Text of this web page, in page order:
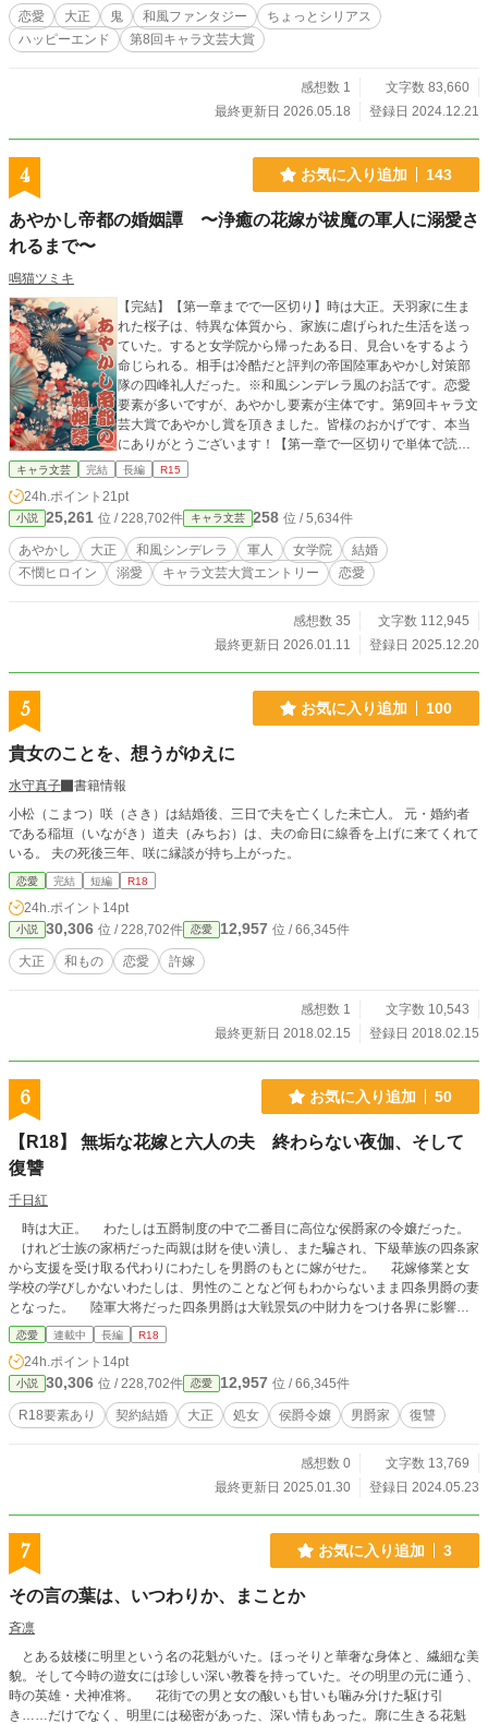
間ではない。――お前は、鬼だ」 鬼に殺され、鬼となった
ユキと、鬼の棟梁である千早。 二人の運命は、静かに交差
する―― ※アルファポリス第8回キャラ文芸大賞にて奨励賞
恋愛 大正 鬼 和風ファンタジー
ちょっとシリアス
ハッピーエンド
第8回キャラ文芸大賞
感想数 1
文字数 83,660
最終更新日 2026.05.18
登録日 2024.12.21
4 お気に入り追加 143
あやかし帝都の婚姻譚 〜浄癒の花嫁が祓魔の軍人に溺愛さ
れるまで〜
鳴猫ツミキ
【完結】【第一章までで一区切り】時は大正。天羽家に生ま
れた桜子は、特異な体質から、家族に虐げられた生活を送っ
ていた。すると女学院から帰ったある日、見合いをするよう
命じられる。相手は冷酷だと評判の帝国陸軍あやかし対策部
隊の四峰礼人だった。※和風シンデレラ風のお話です。恋愛
要素が多いですが、あやかし要素が主体です。第9回キャラ文
芸大賞であやかし賞を頂きました。皆様のおかげです、本当
にありがとうございます！【第一章で一区切りで単体で読め
ますので、そこまででもご覧頂けると嬉しいです】。
キャラ文芸 完結 長編 R15
24h.ポイント 21pt
小説 25,261 位 / 228,702件 キャラ文芸 258 位 / 5,634件
あやかし 大正 和風シンデレラ 軍人 女学院
結婚
不憫ヒロイン
溺愛 キャラ文芸大賞エントリー 恋愛
感想数 35
文字数 112,945
最終更新日 2026.01.11
登録日 2025.12.20
5 お気に入り追加 100
貴女のことを、想うがゆえに
水守真子
書籍情報
小松（こまつ）咲（さき）は結婚後、三日で夫を亡くした未亡人。 元・婚約者
である稲垣（いながき）道夫（みちお）は、夫の命日に線香を上げに来てくれて
いる。 夫の死後三年、咲に縁談が持ち上がった。
恋愛 完結 短編 R18
24h.ポイント 14pt
小説 30,306 位 / 228,702件 恋愛 12,957 位 / 66,345件
大正 和もの 恋愛 許嫁
感想数 1
文字数 10,543
最終更新日 2018.02.15
登録日 2018.02.15
6 お気に入り追加 50
【R18】 無垢な花嫁と六人の夫 終わらない夜伽、そして
復讐
千日紅
時は大正。 わたしは五爵制度の中で二番目に高位な侯爵家の令嬢だった。
けれど士族の家柄だった両親は財を使い潰し、また騙され、下級華族の四条家
から支援を受け取る代わりにわたしを男爵のもとに嫁がせた。 花嫁修業と女
学校の学びしかないわたしは、男性のことなど何もわからないまま四条男爵の妻
となった。 陸軍大将だった四条男爵は大戦景気の中財力をつけ各界に影響力
を持つ有力者にのし上がったが、金のことで恨みを買い刺され、今は下半身不随
で屋敷の中ではほとんど床にいる。 四条男爵が不随であることはわたしにと
ってむしろ安心なことだったのに……。 そして修善寺の大屋敷四条家には、
四条男爵の腹違いの息子たちが奔放に暮らしていた。 数えきれない部屋に、
広い庭、いくつもの蔵。 誰とでも屋敷の中で二人きりになってしまう。 そ
のことが危ないことだとも、わたしは教わらないまま嫁いできてしまった。
ことだと知ったわたしは、終わらない夜伽の中で復讐を誓う。 ・わたし/あな
た 元侯爵家令嬢 何も知らない、女学校も卒業していない花嫁。 ・四条男
の息子。長男。男爵を憎み、わたしを奪おうとしている。長身で端正な体、端正
な顔立ちをしている。国粋主義の極道者、五和会と通じている。 ・四条継彦(し
ない。軟派で、わたしにちょっかいを出す。 ・四条正也(しじょうまさや) 男爵
の愛人の息子で、母親を知らない。まだあどけなく、継彦に懐いて、わたしにも
恋愛 連載中 長編 R18
24h.ポイント 14pt
小説 30,306 位 / 228,702件 恋愛 12,957 位 / 66,345件
R18要素あり 契約結婚 大正 処女 侯爵令嬢 男爵家 復讐
感想数 0
文字数 13,769
最終更新日 2025.01.30
登録日 2024.05.23
7 お気に入り追加 3
その言の葉は、いつわりか、まことか
斉凛
とある妓楼に明里という名の花魁がいた。ほっそりと華奢な身体と、繊細な美
貌。そして今時の遊女には珍しい深い教養を持っていた。その明里の元に通う、
時の英雄・犬神准将。 花街での男と女の酸いも甘いも噛み分けた駆け引
き……だけでなく、明里には秘密があった、深い情もあった。廓に生きる花魁